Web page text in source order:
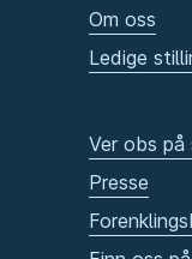
Om oss
Ledige
Ver obs på
Presse